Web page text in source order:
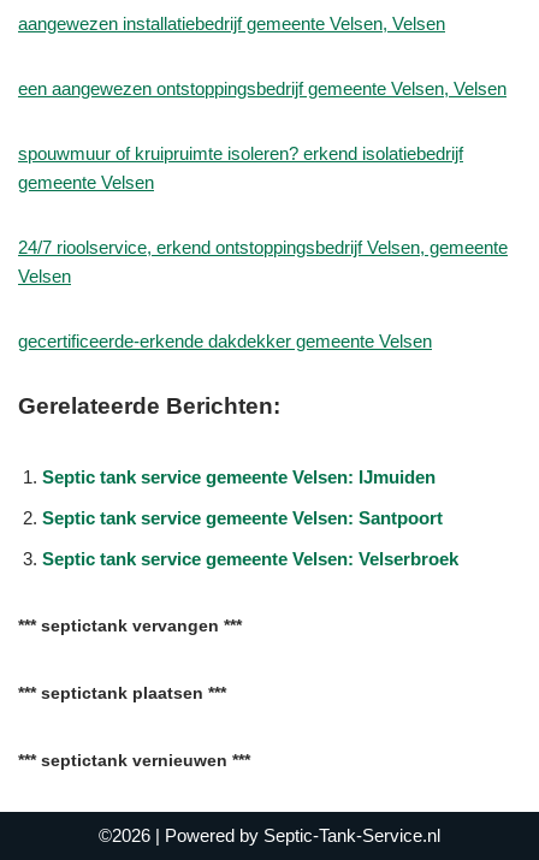
aangewezen installatiebedrijf gemeente Velsen, Velsen
een aangewezen ontstoppingsbedrijf gemeente Velsen, Velsen
spouwmuur of kruipruimte isoleren? erkend isolatiebedrijf
gemeente Velsen
24/7 rioolservice, erkend ontstoppingsbedrijf Velsen, gemeente
Velsen
gecertificeerde-erkende dakdekker gemeente Velsen
Gerelateerde Berichten:
Septic tank service gemeente Velsen: IJmuiden
Septic tank service gemeente Velsen: Santpoort
Septic tank service gemeente Velsen: Velserbroek
*** septictank vervangen ***
*** septictank plaatsen ***
*** septictank vernieuwen ***
©2026 | Powered by Septic-Tank-Service.nl